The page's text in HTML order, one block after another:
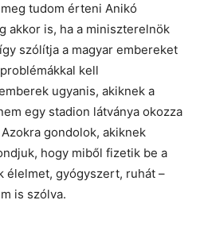
tudom érteni Anikó
akkor is, ha a miniszterelnök
szólítja a magyar embereket
kell
ugyanis, akiknek a
egy stadion látványa okozza
gondolok, akiknek
hogy miből fizetik be a
élelmet, gyógyszert, ruhát –
is szólva.